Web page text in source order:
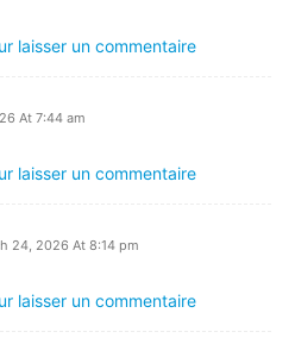
laisser un commentaire
At 7:44 am
laisser un commentaire
24, 2026 At 8:14 pm
laisser un commentaire